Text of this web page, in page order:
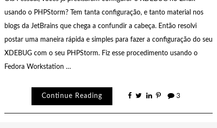
usando o PHPStorm? Tem tanta configuração, e tanto material nos
blogs da JetBrains que chega a confundir a cabeça. Então resolvi
postar uma maneira rápida e simples para fazer a configuração do seu
XDEBUG com o seu PHPStorm. Fiz esse procedimento usando o
Fedora Workstation …
Continue Reading 3